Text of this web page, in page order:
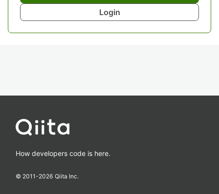
Login
How developers code is here.
© 2011-2026 Qiita Inc.